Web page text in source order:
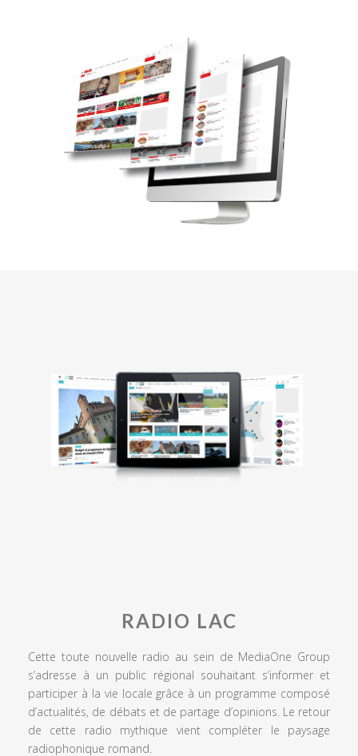
RADIO LAC
Cette toute nouvelle radio au sein de MediaOne Group
s’adresse à un public régional souhaitant s’informer et
participer à la vie locale grâce à un programme composé
d’actualités, de débats et de partage d’opinions. Le retour
de cette radio mythique vient compléter le paysage
radiophonique romand.